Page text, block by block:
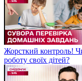
Жорсткий контроль!
роботу своїх дітей?